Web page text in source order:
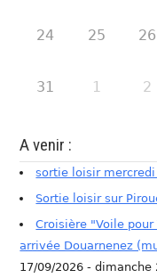
24 25 26
31 1 2
A venir :
sortie loisir
Sortie loisir sur
Croisière "Voile
arrivée Douarnenez
17/09/2026 - dimanche